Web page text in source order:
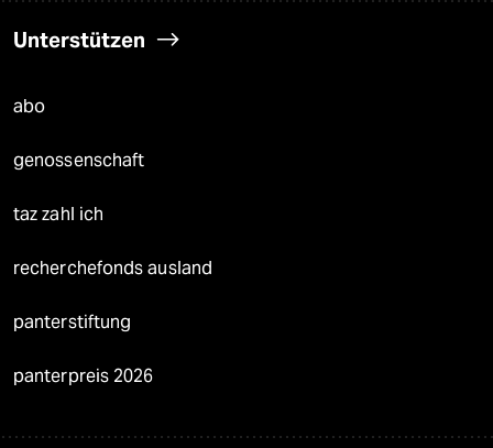
Unterstützen
abo
genossenschaft
taz zahl ich
recherchefonds ausland
panterstiftung
panterpreis 2026